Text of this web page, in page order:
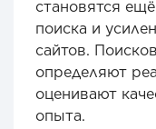
становятся
поиска и
сайтов.
определяют
оценивают
опыта.